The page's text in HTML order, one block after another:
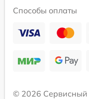
Способы оплаты
© 2026 Сервисный